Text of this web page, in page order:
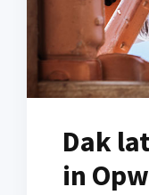
Dak
in